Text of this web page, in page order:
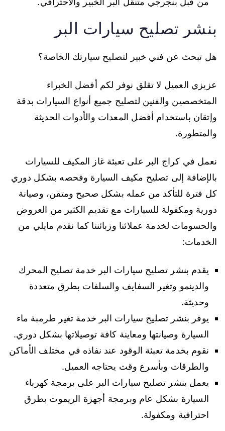
بنشر تصليح سيارات البر
هل تبحث عن فني خبير لتصليح سيارتك الخاصة؟
عزيزي العميل لا تقلق نوفر لكم أفضل الخبراء
المتخصصين والفنين لتصليح جميع أنواع السيارات بدقة
وإتقان باستخدام أفضل المعدات والأدوات الحديثة
والمتطورة.
نعمل في كراج البر على تعبئة غاز المكيف للسيارات
بالإضافة إلى تصليح مكيف السيارة وفحصه بشكل دوري
كل فترة للتأكد من عمله بشكل صحيح ومتقن، وصيانة
دورية ومكفولة للسيارات مع تقديم الكثير من العروض
والحسومات لخدمة عملائنا وزبائننا كما نقدم مايلي من
الخدمات:
يقدم بنشر تصليح سيارات البر خدمة تصليح المحرك
والدينمو وتغير السفايف والسلفات بطرق متعددة
وحديثة.
يوفر بنشر تصليح سيارات البر خدمة تغير طرمبة ماء
السيارة وصيانتها ومعاينة كافة توصيلاتها بشكل دوري.
نقوم بخدمة تعبئة الوقود عند نفاذه في مختلف الأماكن
والطرقات وبأسرع وقت يحتاجه العميل.
يعمل بنشر تصليح سيارات البر على برمجة كهرباء
السيارة بشكل عام وبرمجة أجهزة الريموت بطرق
احترافية ومكفولة.